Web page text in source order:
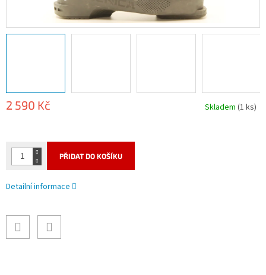
2 590 Kč Skladem(1 ks)
PŘIDAT DO KOŠÍKU
Detailní informace